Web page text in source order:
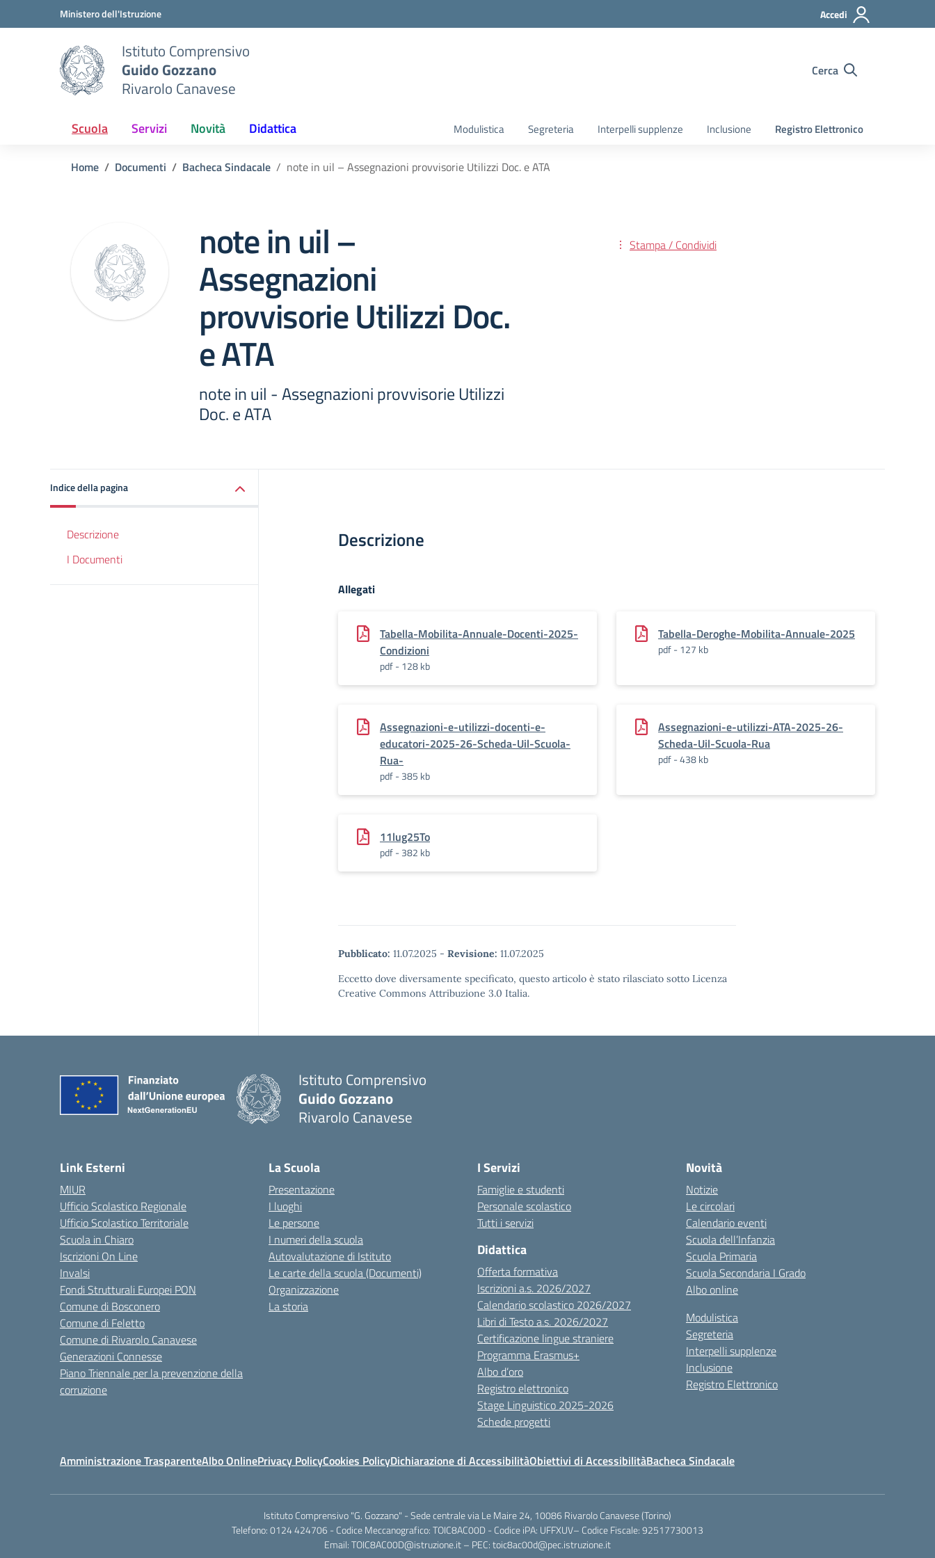
Vai ai contenuti
Vai al menu di navigazione
Ministero dell'Istruzione Accedi
Istituto Comprensivo
Guido Gozzano
Rivarolo Canavese
Cerca
Scuola Servizi Novità Didattica Modulistica Segreteria Interpelli supplenze Inclusione Registro Elettronico
Home Documenti Bacheca Sindacale note in uil – Assegnazioni provvisorie Utilizzi Doc. e ATA
note in uil –
Assegnazioni
provvisorie Utilizzi Doc.
e ATA
note in uil - Assegnazioni provvisorie Utilizzi
Doc. e ATA
Stampa / Condividi
Indice della pagina
Descrizione
I Documenti
Descrizione
Allegati
Tabella-Mobilita-Annuale-Docenti-2025-
Condizioni
pdf - 128 kb
Tabella-Deroghe-Mobilita-Annuale-2025
pdf - 127 kb
Assegnazioni-e-utilizzi-docenti-e-
educatori-2025-26-Scheda-Uil-Scuola-
Rua-
pdf - 385 kb
Assegnazioni-e-utilizzi-ATA-2025-26-
Scheda-Uil-Scuola-Rua
pdf - 438 kb
11lug25To
pdf - 382 kb
Pubblicato: 11.07.2025 - Revisione: 11.07.2025
Eccetto dove diversamente specificato, questo articolo è stato rilasciato sotto Licenza
Creative Commons Attribuzione 3.0 Italia.
Istituto Comprensivo
Guido Gozzano
Rivarolo Canavese
Link Esterni
MIUR
Ufficio Scolastico Regionale
Ufficio Scolastico Territoriale
Scuola in Chiaro
Iscrizioni On Line
Invalsi
Fondi Strutturali Europei PON
Comune di Bosconero
Comune di Feletto
Comune di Rivarolo Canavese
Generazioni Connesse
Piano Triennale per la prevenzione della
corruzione
La Scuola
Presentazione
I luoghi
Le persone
I numeri della scuola
Autovalutazione di Istituto
Le carte della scuola (Documenti)
Organizzazione
La storia
I Servizi
Famiglie e studenti
Personale scolastico
Tutti i servizi
Didattica
Offerta formativa
Iscrizioni a.s. 2026/2027
Calendario scolastico 2026/2027
Libri di Testo a.s. 2026/2027
Certificazione lingue straniere
Programma Erasmus+
Albo d’oro
Registro elettronico
Stage Linguistico 2025-2026
Schede progetti
Novità
Notizie
Le circolari
Calendario eventi
Scuola dell’Infanzia
Scuola Primaria
Scuola Secondaria I Grado
Albo online
Modulistica
Segreteria
Interpelli supplenze
Inclusione
Registro Elettronico
Amministrazione TrasparenteAlbo OnlinePrivacy PolicyCookies PolicyDichiarazione di AccessibilitàObiettivi di AccessibilitàBacheca Sindacale
Istituto Comprensivo "G. Gozzano" - Sede centrale via Le Maire 24, 10086 Rivarolo Canavese (Torino)
Telefono: 0124 424706 - Codice Meccanografico: TOIC8AC00D - Codice iPA: UFFXUV– Codice Fiscale: 92517730013
Email: TOIC8AC00D@istruzione.it – PEC: toic8ac00d@pec.istruzione.it